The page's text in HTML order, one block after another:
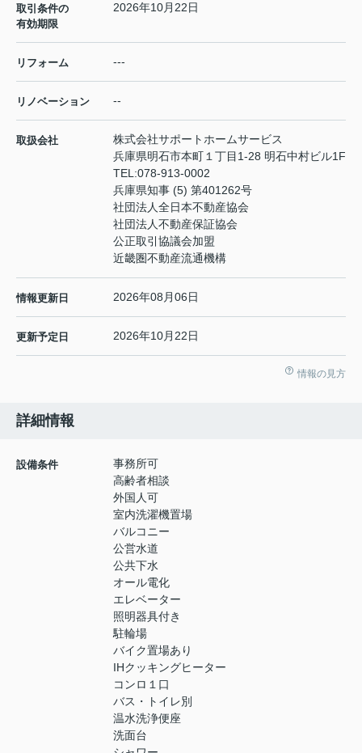
取引条件の
有効期限
2026年10月22日
リフォーム ---
リノベーション --
取扱会社
株式会社サポートホームサービス
兵庫県明石市本町１丁目1-28 明石中村ビル1F
TEL:078-913-0002
兵庫県知事 (5) 第401262号
社団法人全日本不動産協会
社団法人不動産保証協会
公正取引協議会加盟
近畿圏不動産流通機構
情報更新日 2026年08月06日
更新予定日 2026年10月22日
情報の見方
詳細情報
設備条件
事務所可
高齢者相談
外国人可
室内洗濯機置場
バルコニー
公営水道
公共下水
オール電化
エレベーター
照明器具付き
駐輪場
バイク置場あり
IHクッキングヒーター
コンロ１口
バス・トイレ別
温水洗浄便座
洗面台